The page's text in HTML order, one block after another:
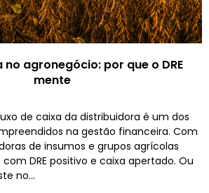
no agronegócio: por que o DRE
mente
de caixa da distribuidora é um dos
na gestão financeira. Com
de insumos e grupos agrícolas
DRE positivo e caixa apertado. Ou
no...